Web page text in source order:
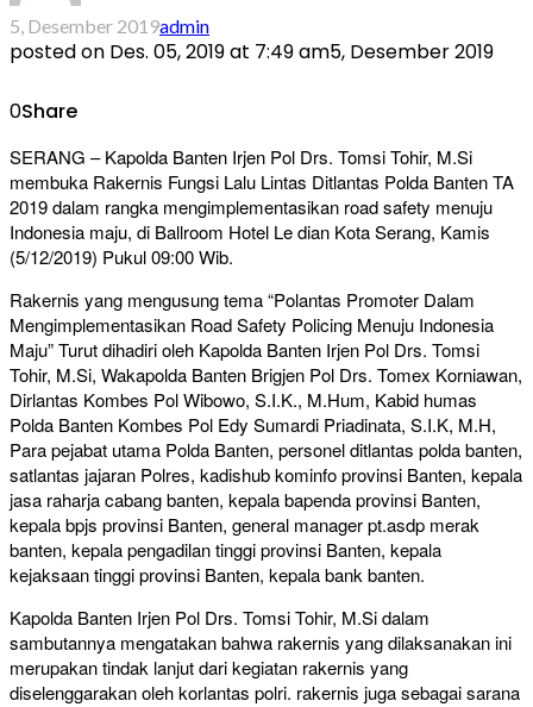
5, Desember 2019admin
posted on Des. 05, 2019 at 7:49 am5, Desember 2019
0Share
SERANG – Kapolda Banten Irjen Pol Drs. Tomsi Tohir, M.Si
membuka Rakernis Fungsi Lalu Lintas Ditlantas Polda Banten TA
2019 dalam rangka mengimplementasikan road safety menuju
Indonesia maju, di Ballroom Hotel Le dian Kota Serang, Kamis
(5/12/2019) Pukul 09:00 Wib.
Rakernis yang mengusung tema “Polantas Promoter Dalam
Mengimplementasikan Road Safety Policing Menuju Indonesia
Maju” Turut dihadiri oleh Kapolda Banten Irjen Pol Drs. Tomsi
Tohir, M.Si, Wakapolda Banten Brigjen Pol Drs. Tomex Korniawan,
Dirlantas Kombes Pol Wibowo, S.I.K., M.Hum, Kabid humas
Polda Banten Kombes Pol Edy Sumardi Priadinata, S.I.K, M.H,
Para pejabat utama Polda Banten, personel ditlantas polda banten,
satlantas jajaran Polres, kadishub kominfo provinsi Banten, kepala
jasa raharja cabang banten, kepala bapenda provinsi Banten,
kepala bpjs provinsi Banten, general manager pt.asdp merak
banten, kepala pengadilan tinggi provinsi Banten, kepala
kejaksaan tinggi provinsi Banten, kepala bank banten.
Kapolda Banten Irjen Pol Drs. Tomsi Tohir, M.Si dalam
sambutannya mengatakan bahwa rakernis yang dilaksanakan ini
merupakan tindak lanjut dari kegiatan rakernis yang
diselenggarakan oleh korlantas polri. rakernis juga sebagai sarana